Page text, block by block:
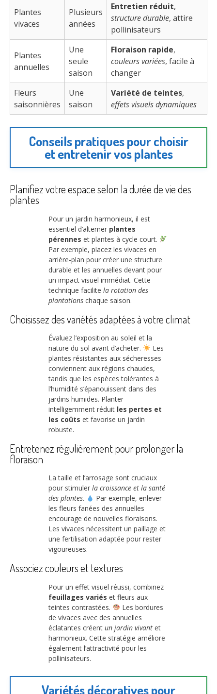
Plantes
vivaces
Plusieurs
années
Entretien réduit,
structure durable, attire
pollinisateurs
Plantes
annuelles
Une
seule
saison
Floraison rapide,
couleurs variées, facile à
changer
Fleurs
saisonnières
Une
saison
Variété de teintes,
effets visuels dynamiques
Conseils pratiques pour choisir
et entretenir vos plantes
Planifiez votre espace selon la durée de vie des
plantes
Pour un jardin harmonieux, il est
essentiel d’alterner plantes
pérennes et plantes à cycle court.
Par exemple, placez les vivaces en
arrière-plan pour créer une structure
durable et les annuelles devant pour
un impact visuel immédiat. Cette
technique facilite la rotation des
plantations chaque saison.
Choisissez des variétés adaptées à votre climat
Évaluez l’exposition au soleil et la
nature du sol avant d’acheter.
Les
plantes résistantes aux sécheresses
conviennent aux régions chaudes,
tandis que les espèces tolérantes à
l’humidité s’épanouissent dans des
jardins humides. Planter
intelligemment réduit les pertes et
les coûts et favorise un jardin
robuste.
Entretenez régulièrement pour prolonger la
floraison
La taille et l’arrosage sont cruciaux
pour stimuler la croissance et la santé
des plantes.
Par exemple, enlever
les fleurs fanées des annuelles
encourage de nouvelles floraisons.
Les vivaces nécessitent un paillage et
une fertilisation adaptée pour rester
vigoureuses.
Associez couleurs et textures
Pour un effet visuel réussi, combinez
feuillages variés et fleurs aux
teintes contrastées.
Les bordures
de vivaces avec des annuelles
éclatantes créent un jardin vivant et
harmonieux. Cette stratégie améliore
également l’attractivité pour les
pollinisateurs.
Variétés décoratives pour